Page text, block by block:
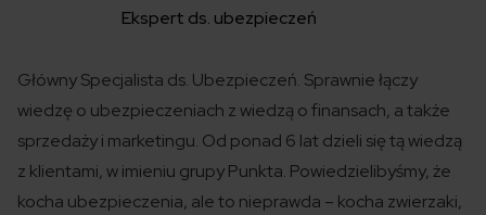
Ekspert ds. ubezpieczeń
Główny Specjalista ds. Ubezpieczeń. Sprawnie łączy
wiedzę o ubezpieczeniach z wiedzą o finansach, a także
sprzedaży i marketingu. Od ponad 6 lat dzieli się tą wiedzą
z klientami, w imieniu grupy Punkta. Powiedzielibyśmy, że
kocha ubezpieczenia, ale to nieprawda – kocha zwierzaki,